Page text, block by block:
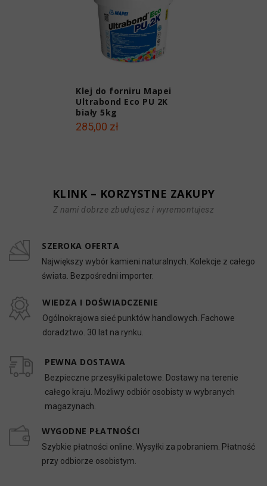
Klej do forniru Mapei
Ultrabond Eco PU 2K
biały 5kg
285,00 zł
KLINK – KORZYSTNE ZAKUPY
Z nami dobrze zbudujesz i wyremontujesz
SZEROKA OFERTA
Największy wybór kamieni naturalnych. Kolekcje z całego
świata. Bezpośredni importer.
WIEDZA I DOŚWIADCZENIE
Ogólnokrajowa sieć punktów handlowych. Fachowe
doradztwo. 30 lat na rynku.
PEWNA DOSTAWA
Bezpieczne przesyłki paletowe. Dostawy na terenie
całego kraju. Możliwy odbiór osobisty w wybranych
magazynach.
WYGODNE PŁATNOŚCI
Szybkie płatności online. Wysyłki za pobraniem. Płatność
przy odbiorze osobistym.